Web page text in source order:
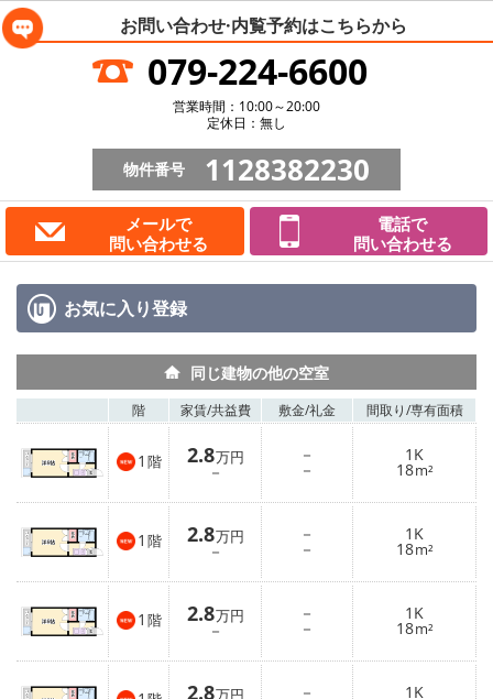
お問い合わせ·内覧予約はこちらから
079-224-6600
営業時間：10:00～20:00
定休日：無し
物件番号 1128382230
メールで
問い合わせる
電話で
問い合わせる
お気に入り登録
同じ建物の他の空室
階 家賃/共益費 敷金/礼金 間取り/専有面積
1 階 2.8万円
－
－
－
1K
18m²
1 階 2.8万円
－
－
－
1K
18m²
1 階 2.8万円
－
－
－
1K
18m²
2.8万円 － 1K